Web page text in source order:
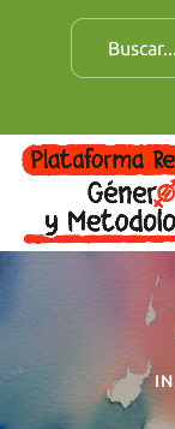
B
u
c
a
r
: